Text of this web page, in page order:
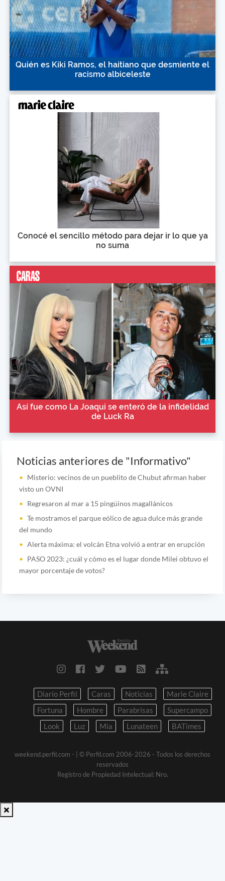
Quién es Kiki Ramos, el haitiano que desmiente el
racismo albiceleste
Conocé el sencillo método para dejar ir lo que ya
no suma
Así fue como La Joaqui se enteró de la infidelidad
de Luck Ra
Noticias anteriores de "Informativo"
Misterio: vecinos de un pueblito de Chubut afirman haber
visto un OVNI
Regresaron al mar a 15 pingüinos magallánicos
Te mostramos el parque eólico de agua dulce más grande
del mundo
Alerta máxima: el volcán Etna volvió a entrar en erupción
PASO 2023: ¿cuál y cómo es el lugar donde Milei obtuvo el
mayor porcentaje de votos?
Diario Perfil Caras Noticias
Marie Claire
Fortuna
Hombre Parabrisas
Supercampo
Look
Luz Mia Lunateen BATimes
weekend.perfil.com -
| © Perfil.com 2006-2026 - Todos los derechos
reservados
Registro de Propiedad Intelectual: Nro.